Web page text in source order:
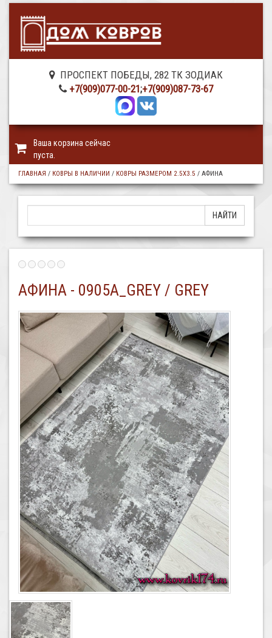
ПРОСПЕКТ ПОБЕДЫ, 282 ТК ЗОДИАК
+7(909)077-00-21;+7(909)087-73-67
Ваша корзина сейчас
пуста.
ГЛАВНАЯ / КОВРЫ В НАЛИЧИИ / КОВРЫ РАЗМЕРОМ 2.5Х3.5 / АФИНА
АФИНА - 0905A_GREY / GREY